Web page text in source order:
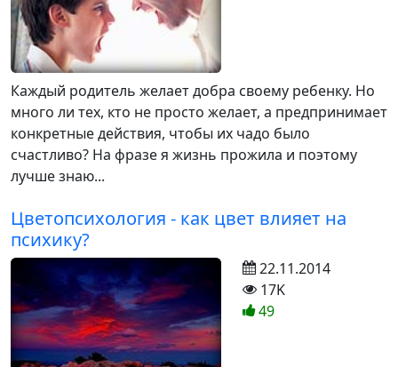
Каждый родитель желает добра своему ребенку. Но
много ли тех, кто не просто желает, а предпринимает
конкретные действия, чтобы их чадо было
счастливо? На фразе я жизнь прожила и поэтому
лучше знаю...
Цветопсихология - как цвет влияет на
психику?
22.11.2014
17K
49